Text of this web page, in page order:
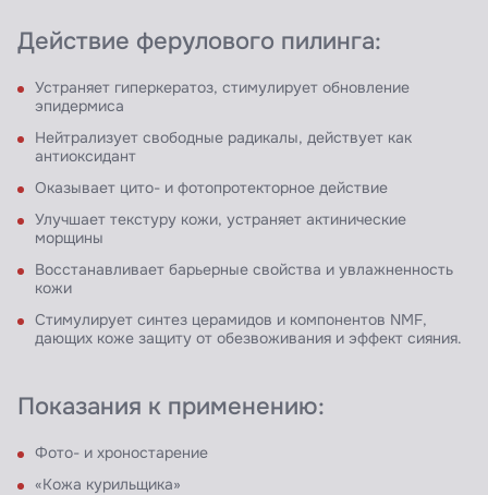
Действие ферулового пилинга:
Устраняет гиперкератоз, стимулирует обновление
эпидермиса
Нейтрализует свободные радикалы, действует как
антиоксидант
Оказывает цито- и фотопротекторное действие
Улучшает текстуру кожи, устраняет актинические
морщины
Восстанавливает барьерные свойства и увлажненность
кожи
Стимулирует синтез церамидов и компонентов NMF,
дающих коже защиту от обезвоживания и эффект сияния.
Показания к применению:
Фото- и хроностарение
«Кожа курильщика»